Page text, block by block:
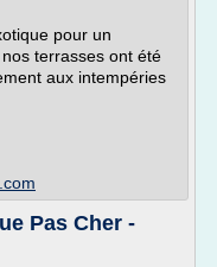
pour un
terrasses ont été
aux intempéries
Pas Cher -